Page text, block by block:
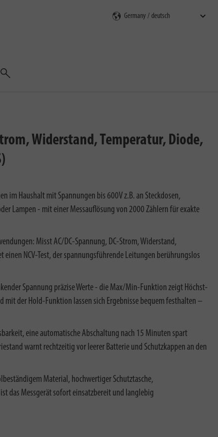
Suchen
Widerstand, Temperatur, Diode,
im Haushalt mit Spannungen bis 600V z.B. an Steckdosen,
Lampen - mit einer Messauflösung von 2000 Zählern für exakte
Misst AC/DC-Spannung, DC-Strom, Widerstand,
einen NCV-Test, der spannungsführende Leitungen berührungslos
Spannung präzise Werte - die Max/Min-Funktion zeigt Höchst-
mit der Hold-Funktion lassen sich Ergebnisse bequem festhalten –
eine automatische Abschaltung nach 15 Minuten spart
warnt rechtzeitig vor leerer Batterie und Schutzkappen an den
Material, hochwertiger Schutztasche,
das Messgerät sofort einsatzbereit und langlebig